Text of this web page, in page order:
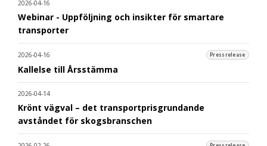
2026-04-16
Webinar - Uppföljning och insikter för smartare
transporter
2026-04-16 Pressrelease
Kallelse till Årsstämma
2026-04-14
Krönt vägval – det transportprisgrundande
avståndet för skogsbranschen